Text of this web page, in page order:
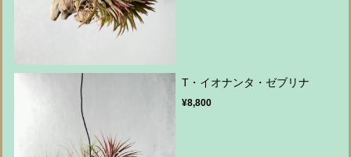
T・イオナンタ・ゼブリナ
¥8,800